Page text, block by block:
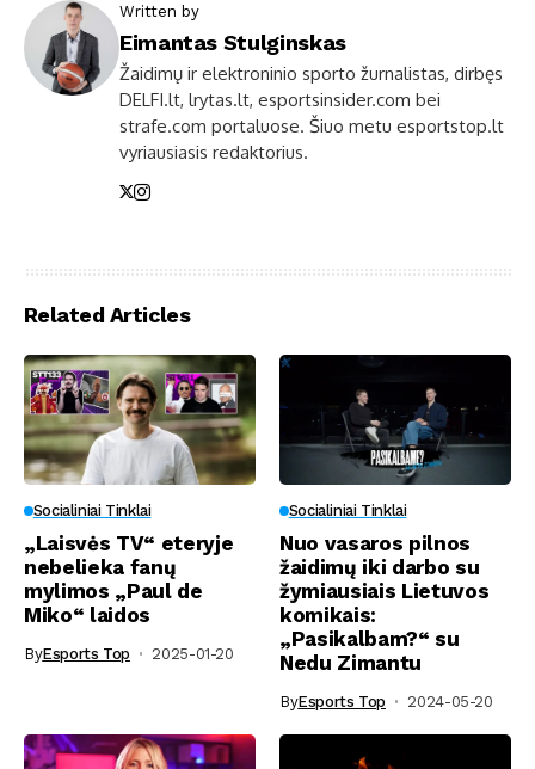
Written by
Eimantas Stulginskas
Žaidimų ir elektroninio sporto žurnalistas, dirbęs
DELFI.lt, lrytas.lt, esportsinsider.com bei
strafe.com portaluose. Šiuo metu esportstop.lt
vyriausiasis redaktorius.
Related Articles
Socialiniai Tinklai
„Laisvės TV“ eteryje
nebelieka fanų
mylimos „Paul de
Miko“ laidos
ByEsports Top 2025-01-20
Socialiniai Tinklai
Nuo vasaros pilnos
žaidimų iki darbo su
žymiausiais Lietuvos
komikais:
„Pasikalbam?“ su
Nedu Zimantu
ByEsports Top 2024-05-20